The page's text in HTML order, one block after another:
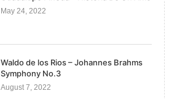
May 24, 2022
Waldo de los Rios – Johannes Brahms
Symphony No.3
August 7, 2022